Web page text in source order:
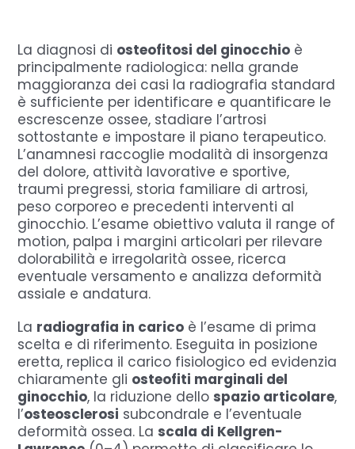
La diagnosi di osteofitosi del ginocchio è
principalmente radiologica: nella grande
maggioranza dei casi la radiografia standard
è sufficiente per identificare e quantificare le
escrescenze ossee, stadiare l’artrosi
sottostante e impostare il piano terapeutico.
L’anamnesi raccoglie modalità di insorgenza
del dolore, attività lavorative e sportive,
traumi pregressi, storia familiare di artrosi,
peso corporeo e precedenti interventi al
ginocchio. L’esame obiettivo valuta il range of
motion, palpa i margini articolari per rilevare
dolorabilità e irregolarità ossee, ricerca
eventuale versamento e analizza deformità
assiale e andatura.
La radiografia in carico è l’esame di prima
scelta e di riferimento. Eseguita in posizione
eretta, replica il carico fisiologico ed evidenzia
chiaramente gli osteofiti marginali del
ginocchio, la riduzione dellospazio articolare,
l’osteosclerosi subcondrale e l’eventuale
deformità ossea. Lascala di Kellgren-